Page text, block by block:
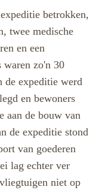
betrokken,
twee medische
en een
waren zo'n 30
de expeditie werd
en bewoners
aan de bouw van
de expeditie stond
van goederen
lag echter ver
niet op